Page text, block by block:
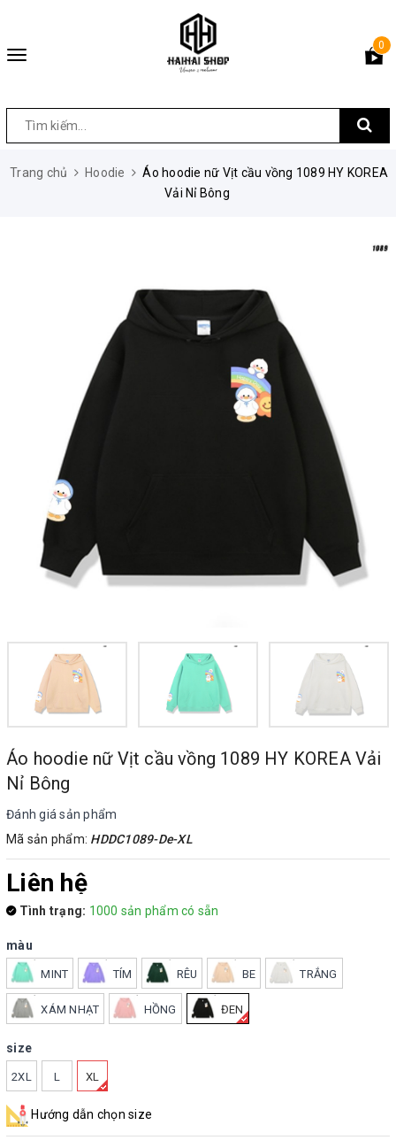
Toggle
0
Trang chủ Hoodie
Áo hoodie nữ Vịt cầu vồng 1089 HY KOREA
Vải Nỉ Bông
Áo hoodie nữ Vịt cầu vồng 1089 HY KOREA Vải
Nỉ Bông
Đánh giá sản phẩm
Mã sản phẩm: HDDC1089-De-XL
Liên hệ
Tình trạng: 1000 sản phẩm có sẵn
màu
MINT TÍM RÊU BE TRẮNG
XÁM NHẠT HỒNG ĐEN
size
2XL L XL
Hướng dẫn chọn size